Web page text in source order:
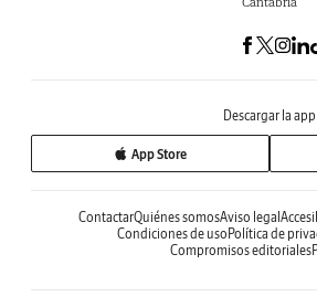
Descargar la app
App Store
ContactarQuiénes somosAviso legal
Condiciones de uso Política de
Compromisos editoriales